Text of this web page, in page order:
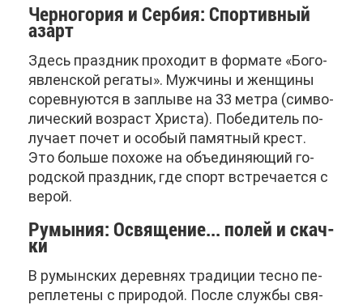
Чер­но­го­рия и Сер­бия: Спор­тив­ный
азарт
Здесь празд­ник про­хо­дит в фор­ма­те «Бо­го­
яв­лен­ской ре­га­ты». Муж­чи­ны и жен­щи­ны
со­рев­ну­ют­ся в за­плы­ве на 33 мет­ра (сим­во­
ли­че­ский воз­раст Хри­ста). По­бе­ди­тель по­
лу­ча­ет по­чет и осо­бый па­мят­ный крест.
Это боль­ше по­хо­же на объ­еди­ня­ю­щий го­
род­ской празд­ник, где спорт встре­ча­ет­ся с
ве­рой.
Ру­мы­ния: Освя­ще­ние... по­лей и скач­
ки
В ру­мын­ских де­рев­нях тра­ди­ции тес­но пе­
ре­пле­те­ны с при­ро­дой. По­сле служ­бы свя­